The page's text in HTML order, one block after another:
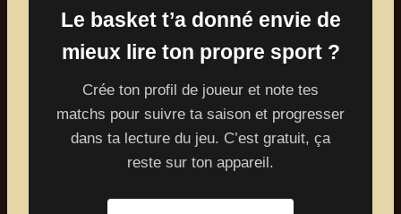
Le basket t’a donné envie de
mieux lire ton propre sport ?
Crée ton profil de joueur et note tes
matchs pour suivre ta saison et progresser
dans ta lecture du jeu. C’est gratuit, ça
reste sur ton appareil.